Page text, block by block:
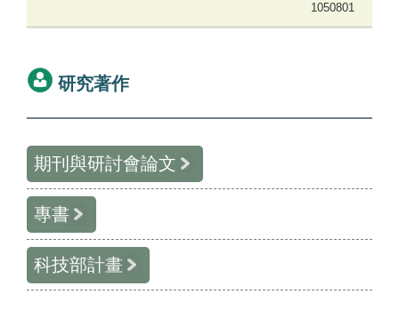
1050801
研究著作
期刊與研討會論文
專書
科技部計畫